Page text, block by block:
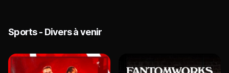
Sports - Divers à venir